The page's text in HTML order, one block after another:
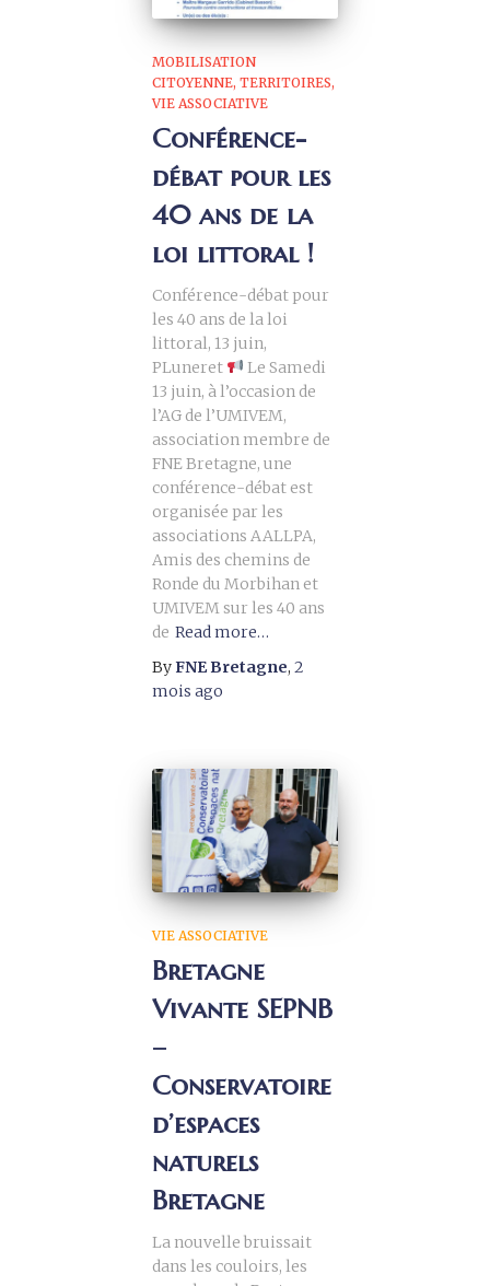
MOBILISATION
CITOYENNE TERRITOIRES
VIE ASSOCIATIVE
Conférence-
débat pour les
40 ans de la
loi littoral !
Conférence-débat pour
les 40 ans de la loi
littoral, 13 juin,
PLuneret
Le Samedi
13 juin, à l’occasion de
l’AG de l’UMIVEM,
association membre de
FNE Bretagne, une
conférence-débat est
organisée par les
associations AALLPA,
Amis des chemins de
Ronde du Morbihan et
UMIVEM sur les 40 ans
de Read more…
ByFNE Bretagne, 2
mois ago
VIE ASSOCIATIVE
Bretagne
Vivante SEPNB
–
Conservatoire
d’espaces
naturels
Bretagne
La nouvelle bruissait
dans les couloirs, les